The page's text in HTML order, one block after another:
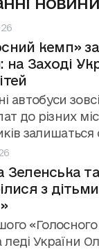
кемп»
на Заході
автобуси
до різних
залишаться
кемп»
за підтримки
Олени
дітей»
які
Зеленська
з
«Голосного
України